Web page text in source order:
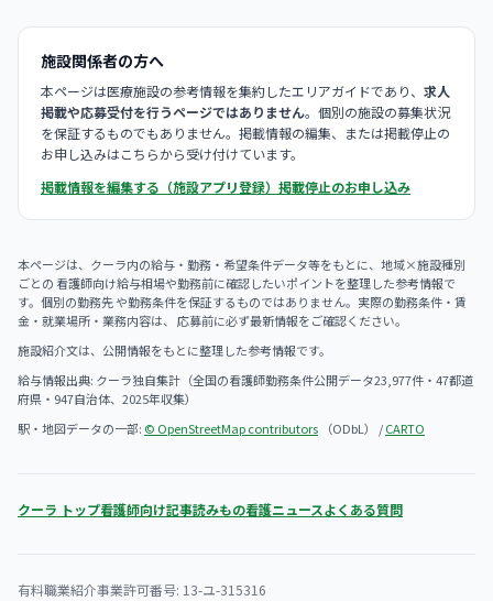
施設関係者の方へ
本ページは医療施設の参考情報を集約したエリアガイドであり、 求人
掲載や応募受付を行うページではありません。個別の施設の募集状況
を保証するものでもありません。掲載情報の編集、または掲載停止の
お申し込みはこちらから受け付けています。
掲載情報を編集する（施設アプリ登録） 掲載停止のお申し込み
本ページは、クーラ内の給与・勤務・希望条件データ等をもとに、地域×施設種別
ごとの 看護師向け給与相場や勤務前に確認したいポイントを整理した参考情報で
す。個別の勤務先 や勤務条件を保証するものではありません。実際の勤務条件・賃
金・就業場所・業務内容は、 応募前に必ず最新情報をご確認ください。
施設紹介文は、公開情報をもとに整理した参考情報です。
給与情報出典: クーラ独自集計（全国の看護師勤務条件公開データ23,977件・47都道
府県・947自治体、2025年収集）
駅・地図データの一部: © OpenStreetMap contributors （ODbL） /CARTO
クーラ トップ看護師向け記事読みもの看護ニュースよくある質問
有料職業紹介事業許可番号: 13-ユ-315316